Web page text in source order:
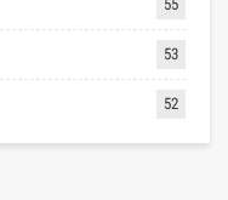
55
53
52